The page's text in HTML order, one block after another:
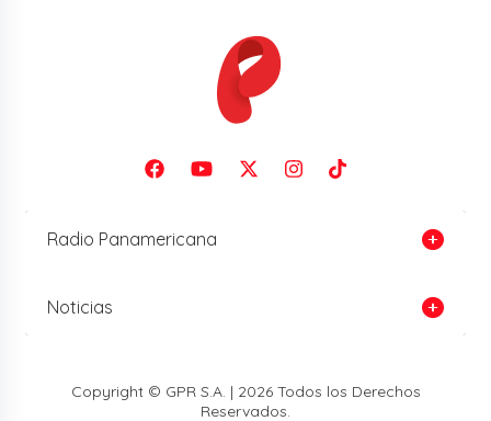
Radio Panamericana
Noticias
Copyright © GPR S.A. | 2026 Todos los Derechos
Reservados.